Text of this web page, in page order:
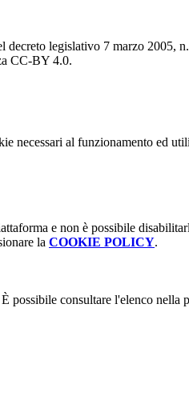
legislativo 7 marzo
CC-BY 4.0.
necessari al funzionamento ed
e non è possibile
la COOKIE POLICY.
possibile consultare l'elenco nella